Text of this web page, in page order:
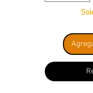
luego entre Hamburgo y
funcionó a partir de ese
los trenes TEE y F o IC.